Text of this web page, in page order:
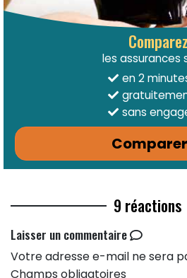
Comparez
les assurances
en 2
sans
Comparer
9 réactions
Laisser un commentaire
Votre adresse e-mail ne sera
Champs obligatoires